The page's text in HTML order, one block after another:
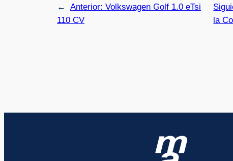
← Anterior: Volkswagen Golf 1.0 eTsi
110 CV
la